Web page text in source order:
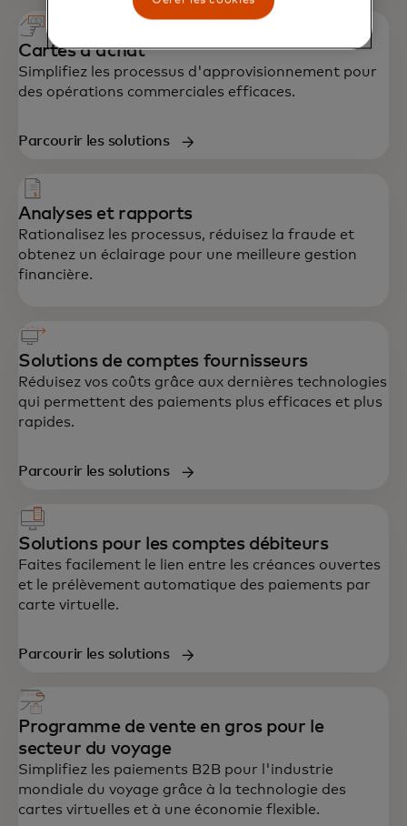
Cartes d'achat
Simplifiez les processus d'approvisionnement pour
des opérations commerciales efficaces.
Parcourir les solutions
Analyses et rapports
Rationalisez les processus, réduisez la fraude et
obtenez un éclairage pour une meilleure gestion
financière.
Solutions de comptes fournisseurs
Réduisez vos coûts grâce aux dernières technologies
qui permettent des paiements plus efficaces et plus
rapides.
Parcourir les solutions
Solutions pour les comptes débiteurs
Faites facilement le lien entre les créances ouvertes
et le prélèvement automatique des paiements par
carte virtuelle.
Parcourir les solutions
Programme de vente en gros pour le
secteur du voyage
Simplifiez les paiements B2B pour l'industrie
mondiale du voyage grâce à la technologie des
cartes virtuelles et à une économie flexible.